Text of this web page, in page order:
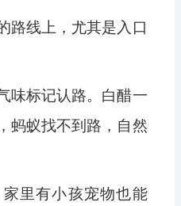
路线上，尤其是入口
味标记认路。白醋一
蚂蚁找不到路，自然
家里有小孩宠物也能